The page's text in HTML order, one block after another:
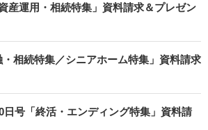
産運用・相続特集」資料請求＆プレゼン
相続特集／シニアホーム特集」資料請求
日号「終活・エンディング特集」資料請